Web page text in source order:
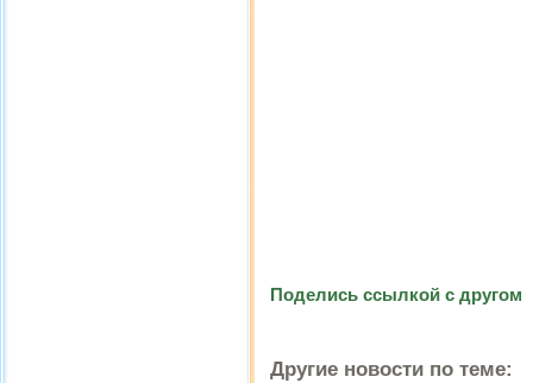
Поделись ссылкой с другом
Другие новости по теме: